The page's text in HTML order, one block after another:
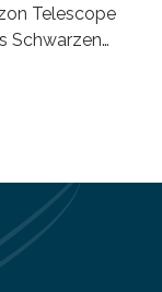
Telescope
Schwarzen
der Goethe-
Code
präzise